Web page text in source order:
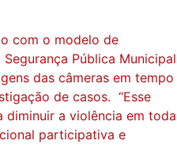
com o modelo de
Pública Municipal
das câmeras em tempo
de casos. “Esse
a violência em toda
participativa e